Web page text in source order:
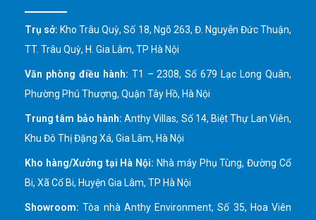
Trụ sở: Kho Trâu Quỳ, Số 18, Ngõ 263, Đ. Nguyễn Đức Thuận,
TT. Trâu Quỳ, H. Gia Lâm, TP Hà Nội
Văn phòng điều hành: T1 – 2308, Số 679 Lạc Long Quân,
Phường Phú Thượng, Quận Tây Hồ, Hà Nội
Trung tâm bảo hành: Anthy Villas, Số 14, Biệt Thự Lan Viên,
Khu Đô Thị Đặng Xá, Gia Lâm, Hà Nội
Kho hàng/Xưởng tại Hà Nội: Nhà máy Phụ Tùng, Đường Cổ
Bi, Xã Cổ Bi, Huyện Gia Lâm, TP Hà Nội
Showroom: Tòa nhà Anthy Environment, Số 35, Hoa Viên